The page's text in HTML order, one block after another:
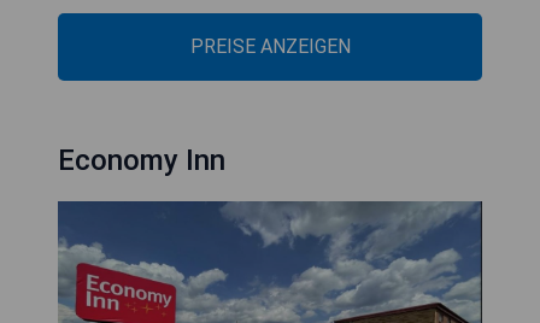
PREISE ANZEIGEN
Economy Inn